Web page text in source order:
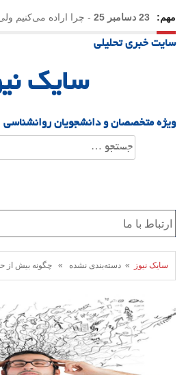
مهم: 23 دسامبر 25 - چرا اراده می‌کنیم
21 دسامبر 25
سایت خبری تحلیلی
سایک
ویژه متخصصان و دانشجویان روانشناسی
جستجو
برای:
سایک نیوز » دسته‌بندی نشده » چگونه بیش از